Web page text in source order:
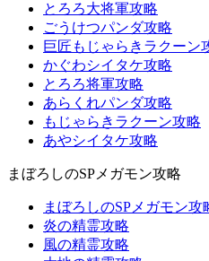
とろろ大将軍攻略
ごうけつパンダ攻略
巨匠もじゃらきラクーン
かぐわシイタケ攻略
とろろ将軍攻略
あらくれパンダ攻略
もじゃらきラクーン攻略
あやシイタケ攻略
まぼろしのSPメガモン攻略
まぼろしのSPメガモン攻
炎の精霊攻略
風の精霊攻略